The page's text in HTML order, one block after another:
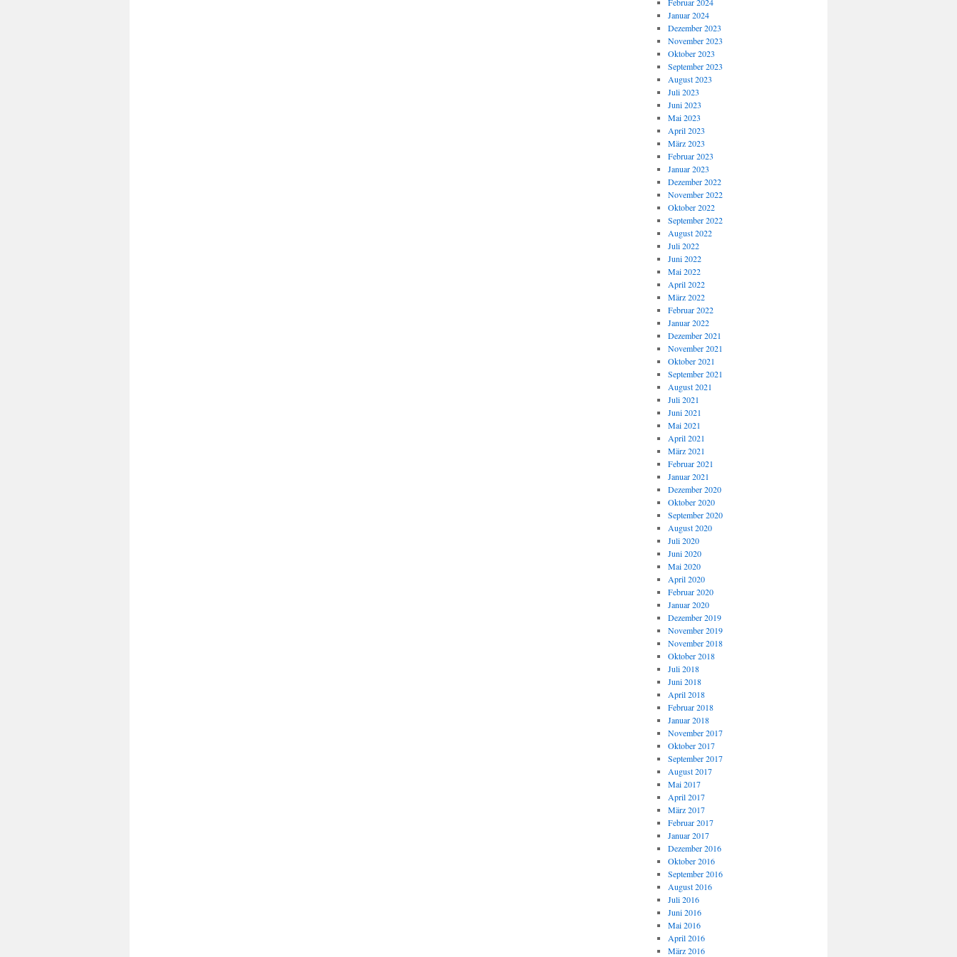
Januar 2024
Dezember 2023
November 2023
Oktober 2023
September 2023
August 2023
Juli 2023
Juni 2023
Mai 2023
April 2023
März 2023
Februar 2023
Januar 2023
Dezember 2022
November 2022
Oktober 2022
September 2022
August 2022
Juli 2022
Juni 2022
Mai 2022
April 2022
März 2022
Februar 2022
Januar 2022
Dezember 2021
November 2021
Oktober 2021
September 2021
August 2021
Juli 2021
Juni 2021
Mai 2021
April 2021
März 2021
Februar 2021
Januar 2021
Dezember 2020
Oktober 2020
September 2020
August 2020
Juli 2020
Juni 2020
Mai 2020
April 2020
Februar 2020
Januar 2020
Dezember 2019
November 2019
November 2018
Oktober 2018
Juli 2018
Juni 2018
April 2018
Februar 2018
Januar 2018
November 2017
Oktober 2017
September 2017
August 2017
Mai 2017
April 2017
März 2017
Februar 2017
Januar 2017
Dezember 2016
Oktober 2016
September 2016
August 2016
Juli 2016
Juni 2016
Mai 2016
April 2016
März 2016